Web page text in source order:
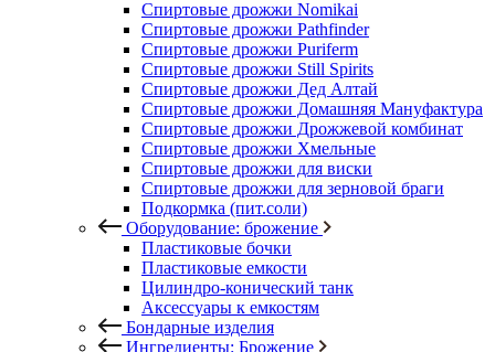
Спиртовые дрожжи Nomikai
Спиртовые дрожжи Pathfinder
Спиртовые дрожжи Puriferm
Спиртовые дрожжи Still Spirits
Спиртовые дрожжи Дед Алтай
Спиртовые дрожжи Домашняя Мануфактура
Спиртовые дрожжи Дрожжевой комбинат
Спиртовые дрожжи Хмельные
Спиртовые дрожжи для виски
Спиртовые дрожжи для зерновой браги
Подкормка (пит.соли)
Оборудование: брожение
Пластиковые бочки
Пластиковые емкости
Цилиндро-конический танк
Аксессуары к емкостям
Бондарные изделия
Ингредиенты: Брожение